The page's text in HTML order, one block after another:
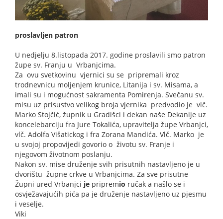
proslavljen patron
U nedjelju 8.listopada 2017. godine proslavili smo patron
župe sv. Franju u Vrbanjcima.
Za ovu svetkovinu vjernici su se pripremali kroz
trodnevnicu moljenjem krunice, Litanija i sv. Misama, a
imali su i mogućnost sakramenta Pomirenja. Svečanu sv.
misu uz prisustvo velikog broja vjernika predvodio je vlč.
Marko Stojčić, župnik u Gradišci i dekan naše Dekanije uz
koncelebarciju fra Jure Tokalića, upravitelja župe Vrbanjci,
vlč. Adolfa Višatickog i fra Zorana Mandića. Vlč. Marko je
u svojoj propovijedi govorio o životu sv. Franje i
njegovom životnom poslanju.
Nakon sv. mise druženje svih prisutnih nastavljeno je u
dvorištu župne crkve u Vrbanjcima. Za sve prisutne
Župni ured Vrbanjci je pripremio ručak a našlo se i
osvježavajućih pića pa je druženje nastavljeno uz pjesmu
i veselje.
Viki